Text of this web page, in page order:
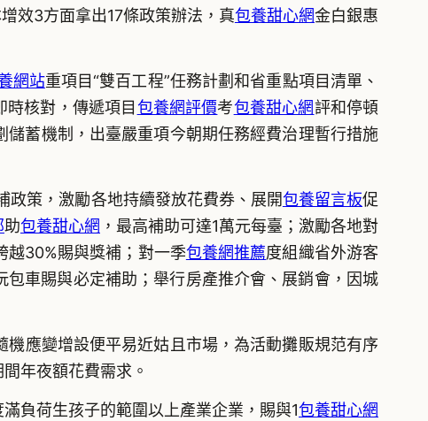
效3方面拿出17條政策辦法，真包養甜心網金白銀惠
網站重項目“雙百工程”任務計劃和省重點項目清單、
時核對，傳遞項目 包養網評價考包養甜心網評和停頓
蓄機制，出臺嚴重項今朝期任務經費治理暫行措施
策，激勵各地持續發放花費券、展開包養留言板促
助包養甜心網 ，最高補助可達1萬元每臺；激勵各地對
越30%賜與獎補；對一季包養網推薦度組織省外游客
車賜與必定補助；舉行房產推介會、展銷會，因城
機應變增設便平易近姑且市場，為活動攤販規范有序
年夜額花費需求。
負荷生孩子的範圍以上產業企業，賜與1包養甜心網